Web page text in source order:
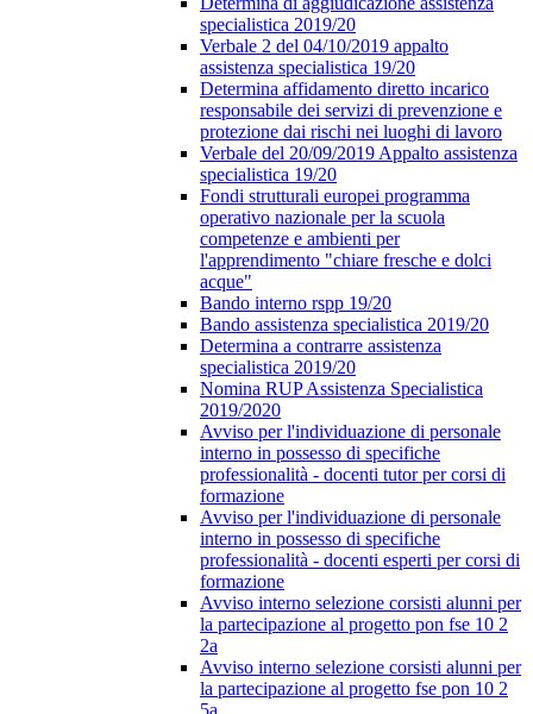
specialistica 2019/20
Verbale 2 del 04/10/2019 appalto
assistenza specialistica 19/20
Determina affidamento diretto incarico
responsabile dei servizi di prevenzione e
protezione dai rischi nei luoghi di lavoro
Verbale del 20/09/2019 Appalto assistenza
specialistica 19/20
Fondi strutturali europei programma
operativo nazionale per la scuola
competenze e ambienti per
l'apprendimento "chiare fresche e dolci
acque"
Bando interno rspp 19/20
Bando assistenza specialistica 2019/20
Determina a contrarre assistenza
specialistica 2019/20
Nomina RUP Assistenza Specialistica
2019/2020
Avviso per l'individuazione di personale
interno in possesso di specifiche
professionalità - docenti tutor per corsi di
formazione
Avviso per l'individuazione di personale
interno in possesso di specifiche
professionalità - docenti esperti per corsi di
formazione
Avviso interno selezione corsisti alunni per
la partecipazione al progetto pon fse 10 2
2a
Avviso interno selezione corsisti alunni per
la partecipazione al progetto fse pon 10 2